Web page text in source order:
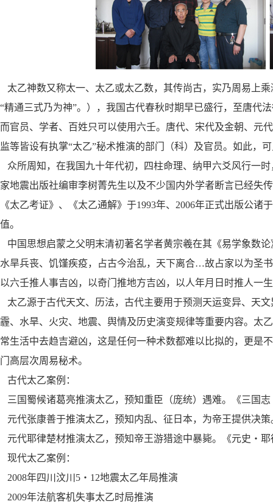
太乙神数又称太一、太乙或太乙数，其传尚古，实乃周易上
“精通三式乃为神”。），我国古代春秋时期早已盛行，至唐代
而官员、学者、百姓只可以使用六壬。唐代、宋代及金朝、元
监等皆设有执掌“太乙”秘术推演的部门（科）及官员。如此，
众所周知，在我国九十年代初，四柱命理、纳甲六爻风行一
家地震出版社编审李树菁先生以及不少国内外学者断言已经失
《太乙考证》、《太乙通解》于1993年、2006年正式出版公
值。
中国思想启蒙之父明末清初著名学者黄宗羲在其《易学象数
水旱兵丧、饥馑疾疫，占古今治乱，天下离合…故占家以为圣
以六壬推人事吉凶，以奇门推地方吉凶，以人年月日时推人一
太乙源于古代天文、历法，古代主要用于预测天运变异、天
霾、水旱、火灾、地震、舆情及历史演变规律等重要内容。太
常生活中去趋吉避凶，这是任何一种术数都难以比拟的，更是
门高层次周易秘术。
古代太乙案例：
三国蜀候诸葛亮推演太乙，预知重臣（庞统）遇难。《三国
元代张康善于推演太乙，预知内乱、征日本，为帝王提供决
元代耶律楚材推演太乙，预知帝王游猎途中暴毙。《元史・耶
现代太乙案例：
2008年四川汶川5・12地震太乙年局推演
2009年法航客机失事太乙时局推演